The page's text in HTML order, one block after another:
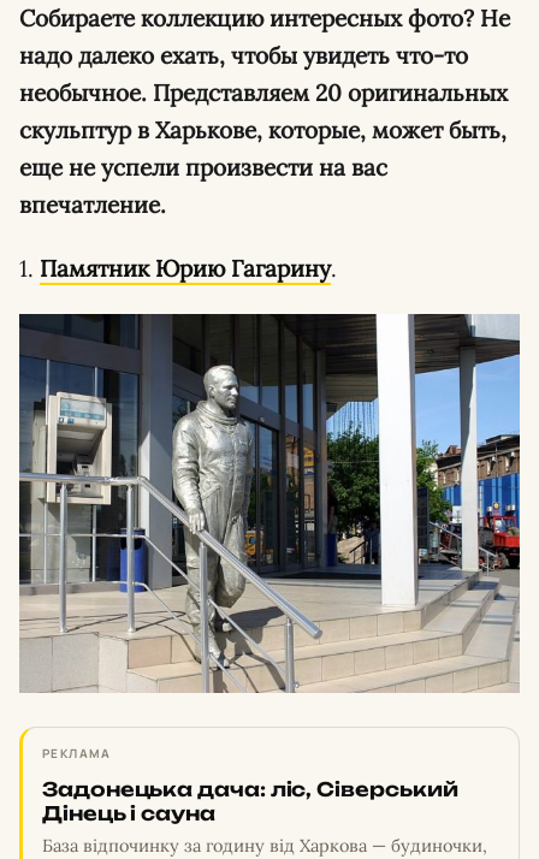
Собираете коллекцию интересных фото? Не
надо далеко ехать, чтобы увидеть что-то
необычное. Представляем 20 оригинальных
скульптур в Харькове, которые, может быть,
еще не успели произвести на вас
впечатление.
1. Памятник Юрию Гагарину.
РЕКЛАМА
Задонецька дача: ліс, Сіверський
Дінець і сауна
База відпочинку за годину від Харкова — будиночки,